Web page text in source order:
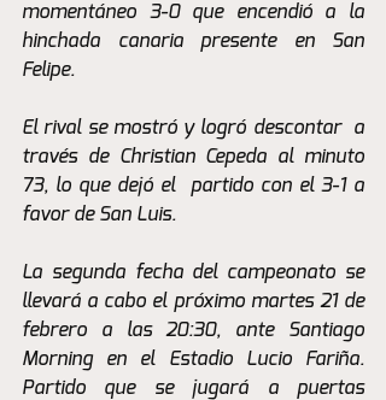
momentáneo 3-0 que encendió a la
hinchada canaria presente en San
Felipe.
El rival se mostró y logró descontar  a
través de Christian Cepeda al minuto
73, lo que dejó el  partido con el 3-1 a
favor de San Luis.
La segunda fecha del campeonato se
llevará a cabo el próximo martes 21 de
febrero a las 20:30, ante Santiago
Morning en el Estadio Lucio Fariña.
Partido que se jugará a puertas